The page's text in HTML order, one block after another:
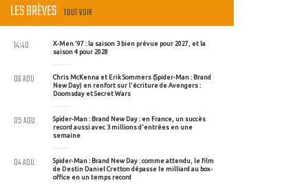
LES BRÈVES TOUT VOIR
X-Men '97 : la saison 3 bien prévue pour 2027, et la
saison 4 pour 2028
14:40
Chris McKenna et Erik Sommers (Spider-Man : Brand
New Day) en renfort sur l'écriture de Avengers :
Doomsday et Secret Wars
06 AOU
Spider-Man : Brand New Day : en France, un succès
record aussi avec 3 millions d'entrées en une
semaine
05 AOU
Spider-Man : Brand New Day : comme attendu, le film
de Destin Daniel Cretton dépasse le milliard au box-
office en un temps record
04 AOU